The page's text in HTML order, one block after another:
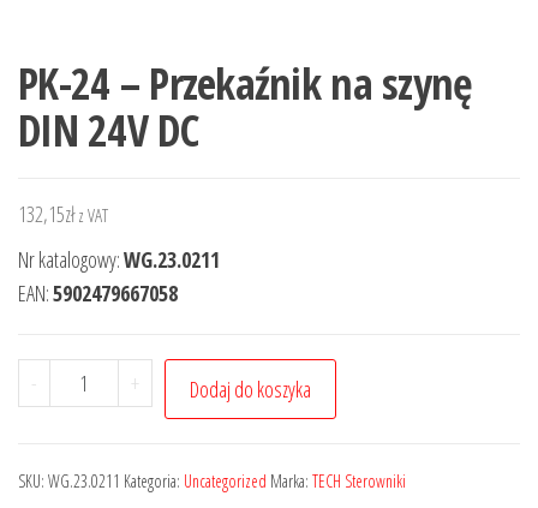
PK-24 – Przekaźnik na szynę
DIN 24V DC
132,15zł z VAT
Nr katalogowy:WG.23.0211
EAN:5902479667058
- + Dodaj do koszyka
SKU: WG.23.0211 Kategoria: Uncategorized Marka: TECH Sterowniki